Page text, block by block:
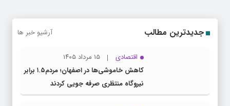
جدیدترین مطالب آرشیو خبر ها
اقتصادی
۱۵ مرداد ۱۴۰۵
کاهش خاموشی‌ها در اصفهان؛ مردم۱.۵ برابر
نیروگاه منتظری صرفه جویی کردند